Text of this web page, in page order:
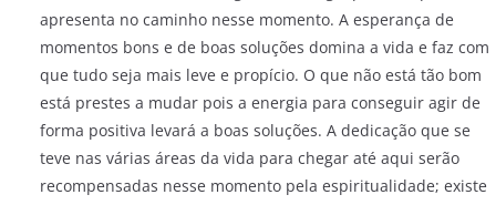
apresenta no caminho nesse momento. A esperança de
momentos bons e de boas soluções domina a vida e faz com
que tudo seja mais leve e propício. O que não está tão bom
está prestes a mudar pois a energia para conseguir agir de
forma positiva levará a boas soluções. A dedicação que se
teve nas várias áreas da vida para chegar até aqui serão
recompensadas nesse momento pela espiritualidade; existe